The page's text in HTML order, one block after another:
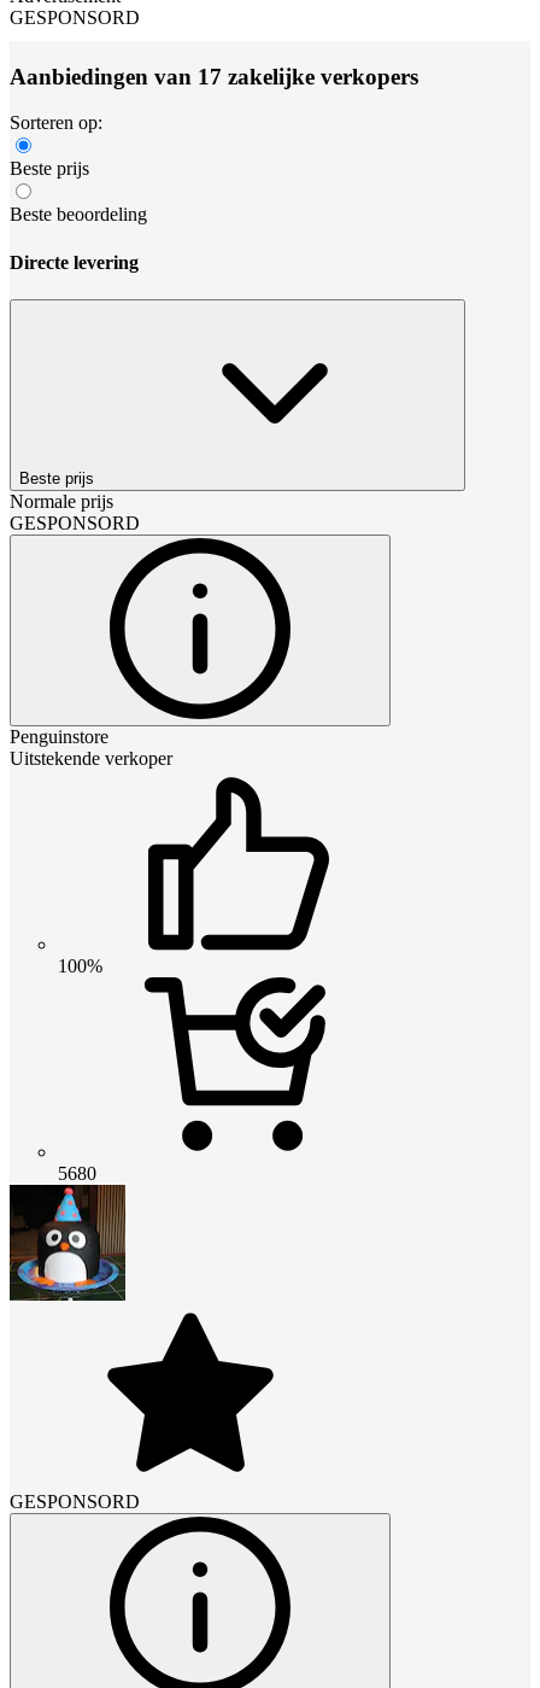
GESPONSORD
Aanbiedingen van 17 zakelijke verkopers
Sorteren op:
Beste prijs
Beste beoordeling
Directe levering
Beste prijs
Normale prijs
GESPONSORD
Penguinstore
Uitstekende verkoper
100%
5680
GESPONSORD